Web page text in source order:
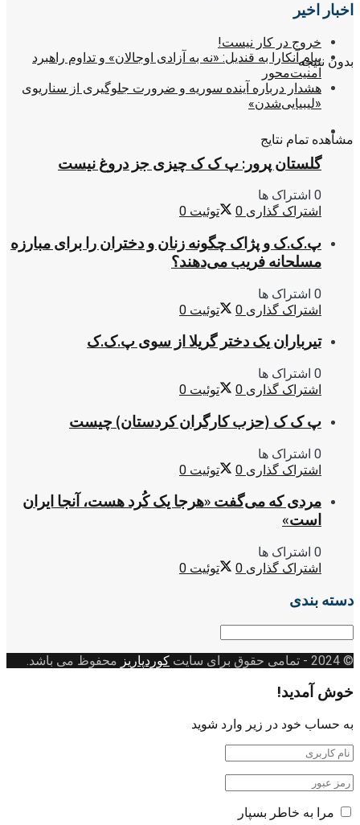
بدون نتیجه
مشاهده تمام نتایج
اخبار اخیر
خروج در کار نیست!
پیام آنکارا به قندیل: «نه به آزادی اوجالان» و تداوم راهبرد
امنیت‌محور
هشدار درباره آینده سوریه و ضرورت جلوگیری از سناریوی
«لیبیایی‌شدن»
گلستان پرور: پ ک ک چیزی جز دروغ نیست
0 اشتراک ها
اشتراک گذاری 0 توئیت 0
پ.ک.ک و پژاک چگونه زنان و دختران را برای مبارزه
مسلحانه فریب می‌دهند؟
0 اشتراک ها
اشتراک گذاری 0 توئیت 0
تیرباران یک دختر گریلا از سوی پ.ک.ک
0 اشتراک ها
اشتراک گذاری 0 توئیت 0
پ ک ک (حزب کارگران کردستان) چیست
0 اشتراک ها
اشتراک گذاری 0 توئیت 0
مردی که می‌گفت «هرجا یک کُرد هست، آنجا ایران
است»
0 اشتراک ها
اشتراک گذاری 0 توئیت 0
دسته بندی
© 2024
- تمامی حقوق برای سایت کوردپاریز محفوظ می باشد.
خوش آمدید!
به حساب خود در زیر وارد شوید
مرا به خاطر بسپار